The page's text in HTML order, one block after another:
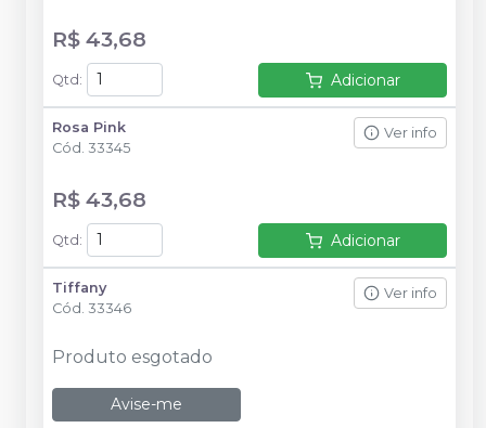
R$ 43,68
Qtd : Adicionar
Rosa Pink
Cód. 33345
Ver info
R$ 43,68
Qtd : Adicionar
Tiffany
Cód. 33346
Ver info
Produto esgotado
Avise-me